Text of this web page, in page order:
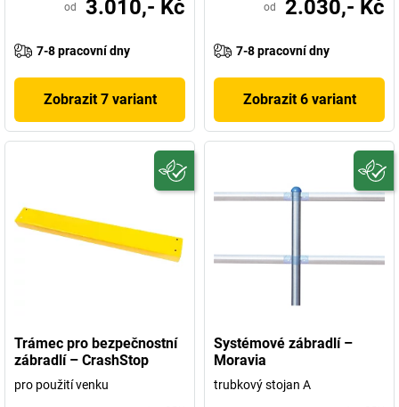
od 3.010,- Kč
7-8 pracovní dny
Zobrazit 7 variant
od 2.030,- Kč
7-8 pracovní dny
Zobrazit 6 variant
Trámec pro bezpečnostní
zábradlí – CrashStop
pro použití venku
Systémové zábradlí –
Moravia
trubkový stojan A